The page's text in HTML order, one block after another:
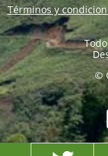
Términos y
©